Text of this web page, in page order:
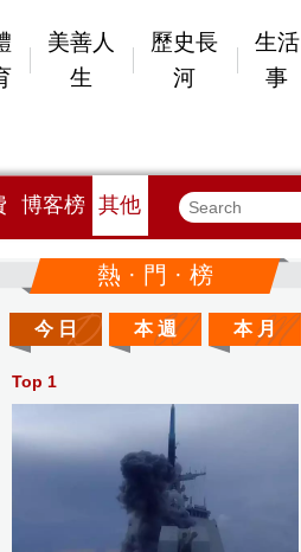
美善人
生
歷史長
河
生活
事
博客榜 其他
熱 · 門 · 榜
今 日 本 週 本 月
Top 1